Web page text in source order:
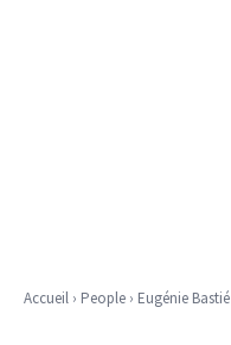
Accueil › People › Eugénie Bastié